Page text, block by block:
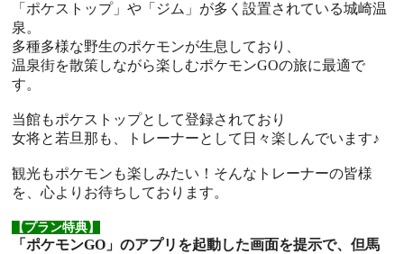
「ポケストップ」や「ジム」が多く設置されている城崎温
泉。
多種多様な野生のポケモンが生息しており、
温泉街を散策しながら楽しむポケモンGOの旅に最適で
す。
当館もポケストップとして登録されており
女将と若旦那も、トレーナーとして日々楽しんでいます♪
観光もポケモンも楽しみたい！そんなトレーナーの皆様
を、心よりお待ちしております。
【プラン特典】
「ポケモンGO」のアプリを起動した画面を提示で、但馬